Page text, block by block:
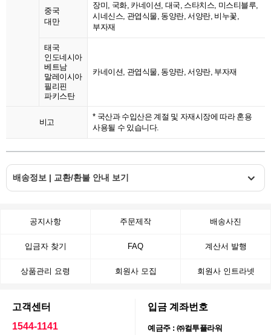
중국
대만
장미, 국화, 카네이션, 대국, 스타치스, 미스티블루,
시네신스, 관엽식물, 동양란, 서양란, 비누꽃,
부자재
태국
인도네시아
베트남
말레이시아
필리핀
파키스탄
카네이션, 관엽식물, 동양란, 서양란, 부자재
비고
* 국산과 수입산은 계절 및 자재시장에 따라 혼용
사용될 수 있습니다.
배송정보 | 교환/환불 안내 보기
공지사항 주문제작 배송사진
입금자 찾기 FAQ 계산서 발행
상품관리 요령 회원사 모집 회원사 인트라넷
고객센터
1544-1141
입금 계좌번호
예금주 : ㈜컬투플라워